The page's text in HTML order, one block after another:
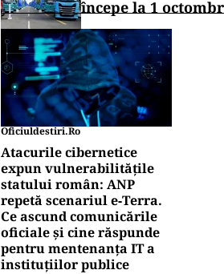
începe la 1
Oficiuldestiri.ro
Atacurile cibernetice
expun vulnerabilitățile
statului român: ANP
repetă scenariul e‑Terra.
Ce ascund comunicările
oficiale și cine răspunde
pentru mentenanța IT a
instituțiilor publice